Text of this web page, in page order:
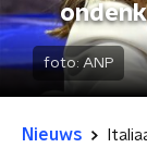
foto: ANP
Nieuws